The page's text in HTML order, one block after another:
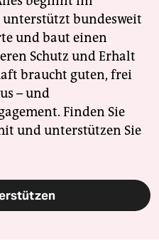
bundesweit
und baut einen
Schutz und Erhalt
braucht guten, frei
– und
Finden Sie
und unterstützen Sie